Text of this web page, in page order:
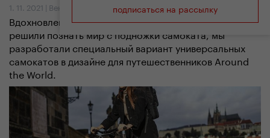
подписаться на рассылку
1. 11. 2021 | Вендула Кошикова
Вдохновленные искателями приключений, которые
решили познать мир с подножки самоката, мы
разработали специальный вариант универсальных
самокатов в дизайне для путешественников Around
the World.